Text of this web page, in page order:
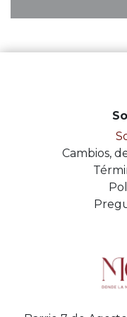
Cambios,